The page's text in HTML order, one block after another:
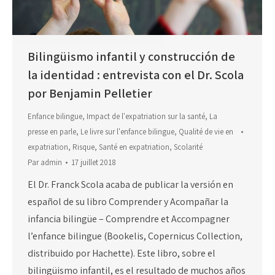
Bilingüismo infantil y construcción de
la identidad : entrevista con el Dr. Scola
por Benjamin Pelletier
Enfance bilingue, Impact de l'expatriation sur la santé, La
presse en parle, Le livre sur l'enfance bilingue, Qualité de vie en
expatriation, Risque, Santé en expatriation, Scolarité
Paradmin 17 juillet 2018
El Dr. Franck Scola acaba de publicar la versión en
español de su libro Comprender y Acompañar la
infancia bilingüe – Comprendre et Accompagner
l’enfance bilingue (Bookelis, Copernicus Collection,
distribuido por Hachette). Este libro, sobre el
bilingüismo infantil, es el resultado de muchos años